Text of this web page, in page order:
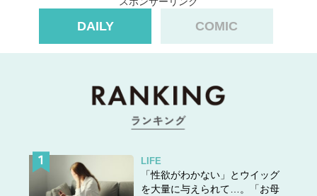
DAILY COMIC
LIFE
「性欲がわかない」とウイッグ
を大量に与えられて…。「お母